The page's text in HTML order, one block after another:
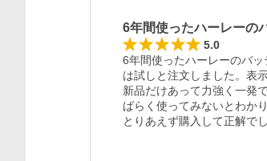
6年間使ったハーレーの
5.0
6年間使ったハーレーのバ
は試しと注文しました。表
新品だけあって力強く一発
ばらく使ってみないとわか
とりあえず購入して正解でし